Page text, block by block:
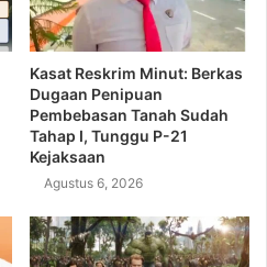
Kasat Reskrim Minut: Berkas
Dugaan Penipuan
Pembebasan Tanah Sudah
Tahap I, Tunggu P-21
Kejaksaan
Agustus 6, 2026